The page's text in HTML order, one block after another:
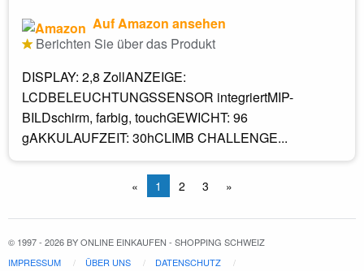
Auf Amazon ansehen
Berichten Sie über das Produkt
DISPLAY: 2,8 ZollANZEIGE:
LCDBELEUCHTUNGSSENSOR integriertMIP-
BILDschirm, farbig, touchGEWICHT: 96
gAKKULAUFZEIT: 30hCLIMB CHALLENGE...
« 1 2 3 »
© 1997 - 2026 BY ONLINE EINKAUFEN - SHOPPING SCHWEIZ
IMPRESSUM
ÜBER UNS
DATENSCHUTZ